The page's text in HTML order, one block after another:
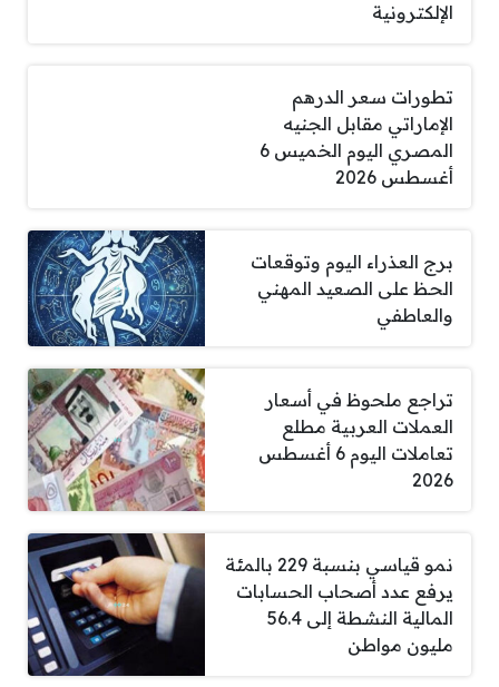
الإلكترونية
تطورات سعر الدرهم
الإماراتي مقابل الجنيه
المصري اليوم الخميس 6
أغسطس 2026
برج العذراء اليوم وتوقعات
الحظ على الصعيد المهني
والعاطفي
تراجع ملحوظ في أسعار
العملات العربية مطلع
تعاملات اليوم 6 أغسطس
2026
نمو قياسي بنسبة 229 بالمئة
يرفع عدد أصحاب الحسابات
المالية النشطة إلى 56.4
مليون مواطن